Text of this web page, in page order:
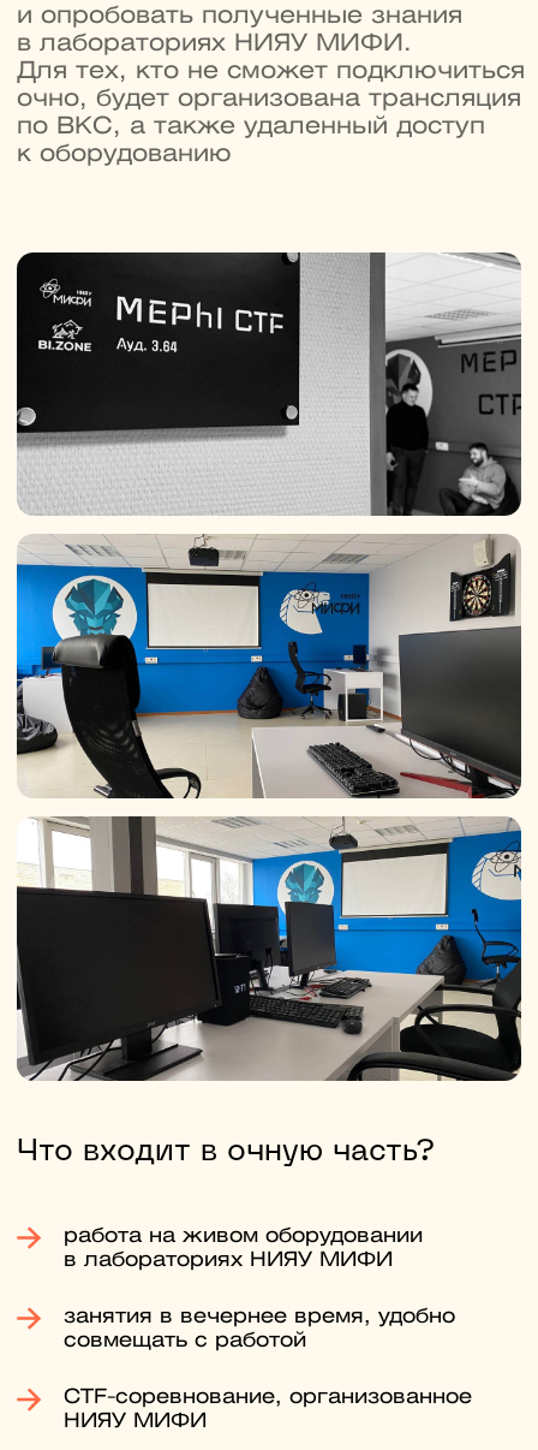
Получите еще одну
специальность
и диплом ДПО
В магистратуре можно пройти
онлайн-программу ДПО и усилить
поступлении:
Бесплатно
Прикладной анализ данных
Графический дизайн
Управление ИТ-проектами
от 250 000 ₽
→ Блокчейн
Как поступить
в 2026 году
Первый шаг
Второй шаг
Начните подготовку
Подайте документы онлайн
Оставьте заявку сегодня.
Мы закрепим за вами личного
менеджера, подробно расскажем,
что и когда нужно сделать. Откроем
доступ к бесплатным материалам
подготовительного курса, чтобы
вы могли освежить знания перед
экзаменами.
Документы можно подать через
чтобы избежать ошибок при подаче.
Сегодня
С 20 июня до 24 августа